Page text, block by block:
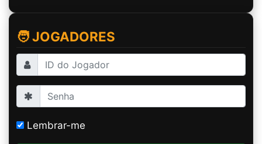
🧑 JOGADORES
Lembrar-me